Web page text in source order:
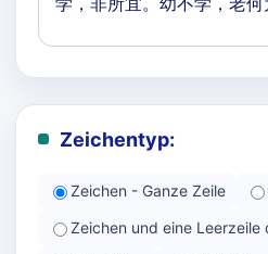
Zeichentyp:
Zeichen - Ganze Zeile
Zeichen und eine Leerzeile